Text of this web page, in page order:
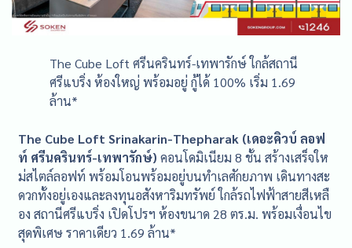
The Cube Loft ศรีนครินทร์-เทพารักษ์ ใกล้สถานี
ศรีแบริ่ง ห้องใหญ่ พร้อมอยู่ กู้ได้ 100% เริ่ม 1.69
ล้าน*
The Cube Loft Srinakarin-Thepharak (เดอะคิวบ์ ลอฟ
ท์ ศรีนครินทร์-เทพารักษ์) คอนโดมิเนียม 8 ชั้น สร้างเสร็จให
ม่สไตล์ลอฟท์ พร้อมโอนพร้อมอยู่บนทำเลศักยภาพ เดินทางสะ
ดวกทั้งอยู่เองและลงทุนอสังหาริมทรัพย์ ใกล้รถไฟฟ้าสายสีเหลื
อง สถานีศรีแบริ่ง เปิดโปรฯ ห้องขนาด 28 ตร.ม. พร้อมเงื่อนไข
สุดพิเศษ ราคาเดียว 1.69 ล้าน*